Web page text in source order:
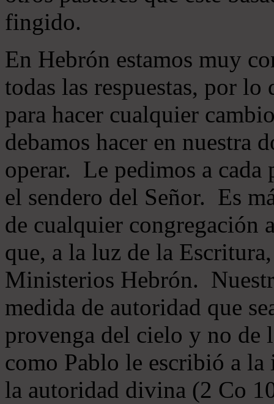
fingido.
En Hebrón estamos muy
todas las respuestas, por
para hacer cualquier
debamos hacer en nuestra
operar. Le pedimos a cada
el sendero del Señor. Es
de cualquier congregación
que, a la luz de la
Ministerios Hebrón.
medida de autoridad que
provenga del cielo y no de
como Pablo le escribió a
la autoridad divina (2 Co